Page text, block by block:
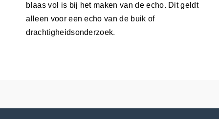
blaas vol is bij het maken van de echo. Dit geldt
alleen voor een echo van de buik of
drachtigheidsonderzoek.